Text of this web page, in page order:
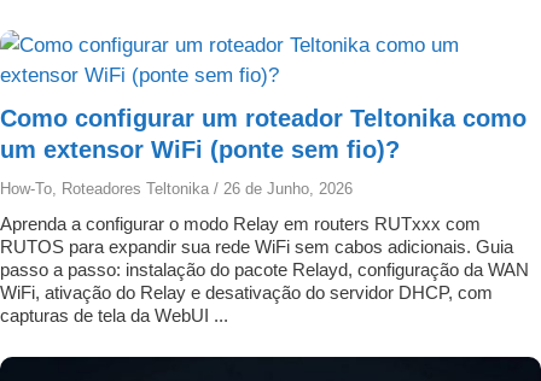
Como configurar um roteador Teltonika como
um extensor WiFi (ponte sem fio)?
How-To Roteadores Teltonika / 26 de Junho, 2026
Aprenda a configurar o modo Relay em routers RUTxxx com
RUTOS para expandir sua rede WiFi sem cabos adicionais. Guia
passo a passo: instalação do pacote Relayd, configuração da WAN
WiFi, ativação do Relay e desativação do servidor DHCP, com
capturas de tela da WebUI ...